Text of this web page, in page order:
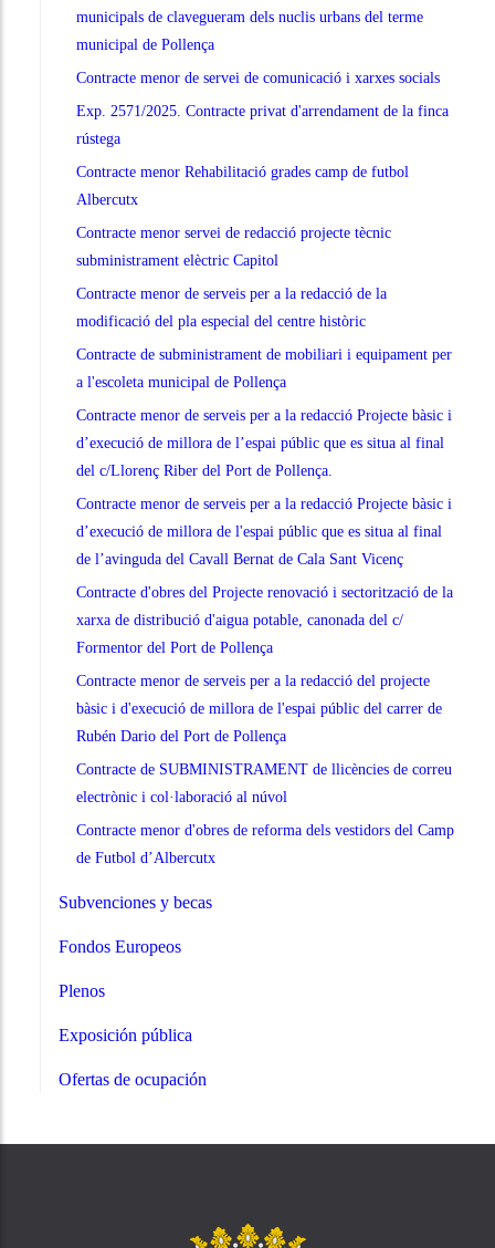
municipals de clavegueram dels nuclis urbans del terme
municipal de Pollença
Contracte menor de servei de comunicació i xarxes socials
Exp. 2571/2025. Contracte privat d'arrendament de la finca
rústega
Contracte menor Rehabilitació grades camp de futbol
Albercutx
Contracte menor servei de redacció projecte tècnic
subministrament elèctric Capitol
Contracte menor de serveis per a la redacció de la
modificació del pla especial del centre històric
Contracte de subministrament de mobiliari i equipament per
a l'escoleta municipal de Pollença
Contracte menor de serveis per a la redacció Projecte bàsic i
d’execució de millora de l’espai públic que es situa al final
del c/Llorenç Riber del Port de Pollença.
Contracte menor de serveis per a la redacció Projecte bàsic i
d’execució de millora de l'espai públic que es situa al final
de l’avinguda del Cavall Bernat de Cala Sant Vicenç
Contracte d'obres del Projecte renovació i sectorització de la
xarxa de distribució d'aigua potable, canonada del c/
Formentor del Port de Pollença
Contracte menor de serveis per a la redacció del projecte
bàsic i d'execució de millora de l'espai públic del carrer de
Rubén Dario del Port de Pollença
Contracte de SUBMINISTRAMENT de llicències de correu
electrònic i col·laboració al núvol
Contracte menor d'obres de reforma dels vestidors del Camp
de Futbol d’Albercutx
Subvenciones y becas
Fondos Europeos
Plenos
Exposición pública
Ofertas de ocupación